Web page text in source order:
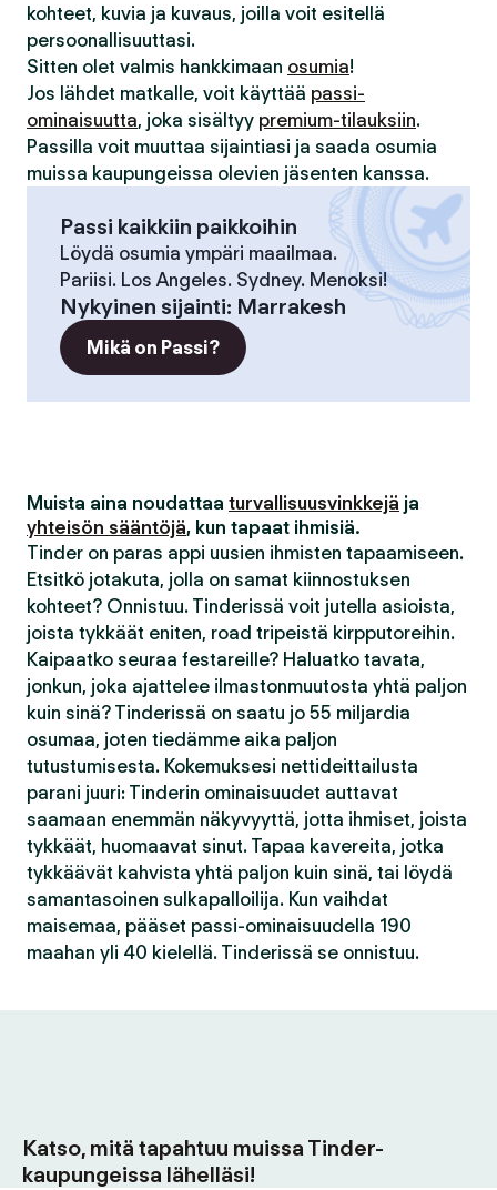
kohteet, kuvia ja kuvaus, joilla voit esitellä
persoonallisuuttasi.
Sitten olet valmis hankkimaan osumia!
Jos lähdet matkalle, voit käyttää passi-
ominaisuutta, joka sisältyy premium-tilauksiin.
Passilla voit muuttaa sijaintiasi ja saada osumia
muissa kaupungeissa olevien jäsenten kanssa.
Passi kaikkiin paikkoihin
Löydä osumia ympäri maailmaa.
Pariisi. Los Angeles. Sydney. Menoksi!
Nykyinen sijainti: Marrakesh
Mikä on Passi?
Muista aina noudattaa turvallisuusvinkkejä ja
yhteisön sääntöjä, kun tapaat ihmisiä.
Tinder on paras appi uusien ihmisten tapaamiseen.
Etsitkö jotakuta, jolla on samat kiinnostuksen
kohteet? Onnistuu. Tinderissä voit jutella asioista,
joista tykkäät eniten, road tripeistä kirpputoreihin.
Kaipaatko seuraa festareille? Haluatko tavata,
jonkun, joka ajattelee ilmastonmuutosta yhtä paljon
kuin sinä? Tinderissä on saatu jo 55 miljardia
osumaa, joten tiedämme aika paljon
tutustumisesta. Kokemuksesi nettideittailusta
parani juuri: Tinderin ominaisuudet auttavat
saamaan enemmän näkyvyyttä, jotta ihmiset, joista
tykkäät, huomaavat sinut. Tapaa kavereita, jotka
tykkäävät kahvista yhtä paljon kuin sinä, tai löydä
samantasoinen sulkapalloilija. Kun vaihdat
maisemaa, pääset passi-ominaisuudella 190
maahan yli 40 kielellä. Tinderissä se onnistuu.
Katso, mitä tapahtuu muissa Tinder-
kaupungeissa lähelläsi!